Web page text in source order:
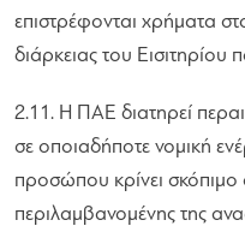
επιστρέφονται χρήματα
διάρκειας του Εισιτηρίου
2.11. Η ΠΑΕ διατηρεί
σε οποιαδήποτε νομική
προσώπου κρίνει
περιλαμβανομένης της